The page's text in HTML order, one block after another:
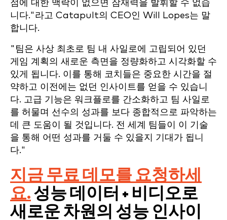
점에 대한 맥락이 없으면 잠재력을 발휘할 수 없습
니다."라고 Catapult의 CEO인 Will Lopes는 말
합니다.
"팀은 사상 최초로 팀 내 사일로에 고립되어 있던
게임 계획의 새로운 측면을 정량화하고 시각화할 수
있게 됩니다. 이를 통해 코치들은 중요한 시간을 절
약하고 이전에는 없던 인사이트를 얻을 수 있습니
다. 고급 기능은 워크플로를 간소화하고 팀 사일로
를 허물며 선수의 성과를 보다 종합적으로 파악하는
데 큰 도움이 될 것입니다. 전 세계 팀들이 이 기술
을 통해 어떤 성과를 거둘 수 있을지 기대가 됩니
다."
지금 무료 데모를 요청하세
요. 성능 데이터 + 비디오로
새로운 차원의 성능 인사이